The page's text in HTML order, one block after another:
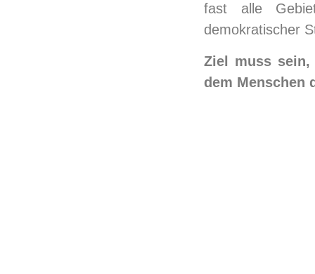
fast alle
demokratischer
Ziel muss
dem Menschen